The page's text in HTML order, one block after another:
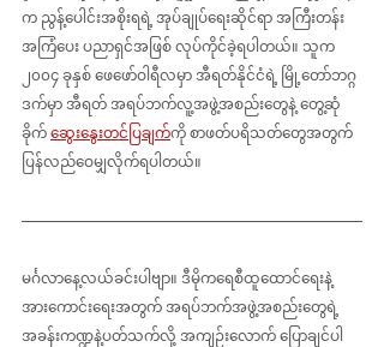
က ညွန့်ပေါင်းအစိုးရရဲ့ အုပ်ချုပ်ရေးဆိုင်ရာ အကြီးတန်း
အကြံပေး ပညာရှင်အဖြစ် လုပ်ကိုင်ခဲ့ရပါတယ်။ သူက
၂၀၀၄ ခုနှစ် ဖေဖော်ဝါရီလမှာ အီရတ်နိုင်ငံရဲ့ မြို့တော်ဘဂ္ဂ
ဒက်မှာ အီရတ် အရပ်ဘက်လူ့အဖွဲ့အစည်းတွေနဲ့ တွေ့ဆုံ
ခိုက် ဆွေးနွေးတင်ပြချက်ကို စာဖတ်ပရိသတ်တွေအတွက်
ပြန်လည်ဝေမျှလိုက်ရပါတယ်။
မင်္ဂလာနေ့လယ်ခင်းပါဗျာ။ ဒီမိုကရေစီထူထောင်ရေးနဲ့
အားကောင်း‌ရေးအတွက် အရပ်ဘက်အဖွဲ့အစည်းတွေရဲ့
အခန်းကဏ္ဍနဲ့ပတ်သက်လို့ အကျဉ်းလောက် ပြောချင်ပါ